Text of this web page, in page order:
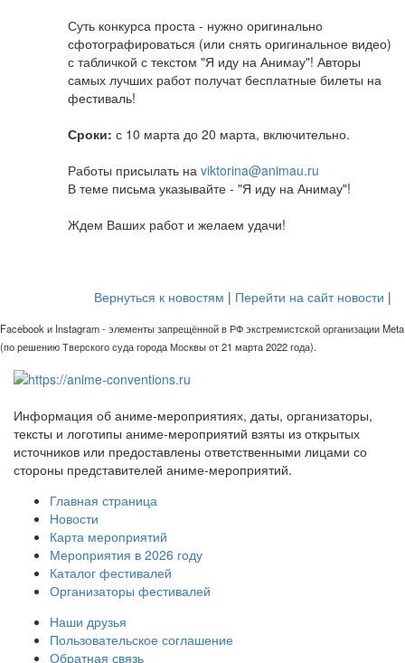
Суть конкурса проста - нужно оригинально
сфотографироваться (или снять оригинальное видео)
с табличкой с текстом "Я иду на Анимау"! Авторы
самых лучших работ получат бесплатные билеты на
фестиваль!
Сроки: с 10 марта до 20 марта, включительно.
Работы присылать на viktorina@animau.ru
В теме письма указывайте - "Я иду на Анимау"!
Ждем Ваших работ и желаем удачи!
Вернуться к новостям | Перейти на сайт новости |
Facebook и Instagram - элементы запрещённой в РФ экстремистской организации Meta
(по решению Тверского суда города Москвы от 21 марта 2022 года).
Информация об аниме-мероприятиях, даты, организаторы,
тексты и логотипы аниме-мероприятий взяты из открытых
источников или предоставлены ответственными лицами со
стороны представителей аниме-мероприятий.
Главная страница
Новости
Карта мероприятий
Мероприятия в 2026 году
Каталог фестивалей
Организаторы фестивалей
Наши друзья
Пользовательское соглашение
Обратная связь